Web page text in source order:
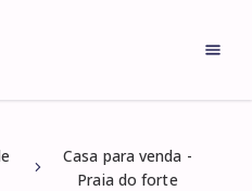
Casa para venda -
Praia do forte